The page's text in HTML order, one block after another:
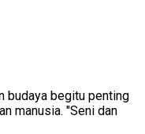
budaya begitu penting
manusia. "Seni dan